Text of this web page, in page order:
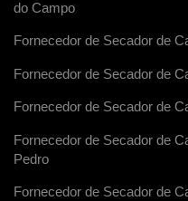
do Campo
Fornecedor de Secador de
Fornecedor de Secador de
Fornecedor de Secador de
Fornecedor de Secador de
Pedro
Fornecedor de Secador de